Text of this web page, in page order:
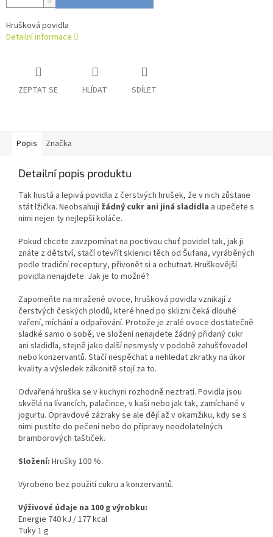
Hrušková povidla
Detailní informace
ZEPTAT SE HLÍDAT SDÍLET
Popis Značka
Detailní popis produktu
Tak hustá a lepivá povidla z čerstvých hrušek, že v nich zůstane
stát lžička. Neobsahujížádný cukr ani jiná sladidla a upečete s
nimi nejen ty nejlepší koláče.
Pokud chcete zavzpomínat na poctivou chuť povidel tak, jak ji
znáte z dětství, stačí otevřít sklenici těch od Šufana, vyráběných
podle tradiční receptury, přivonět si a ochutnat. Hruškovější
povidla nenajdete. Jak je to možné?
Zapomeňte na mražené ovoce, hrušková povidla vznikají z
čerstvých českých plodů, které hned po sklizni čeká dlouhé
vaření, míchání a odpařování. Protože je zralé ovoce dostatečně
sladké samo o sobě, ve složení nenajdete žádný přidaný cukr
ani sladidla, stejně jako další nesmysly v podobě zahušťovadel
nebo konzervantů. Stačí nespěchat a nehledat zkratky na úkor
kvality a výsledek zákonitě stojí za to.
Odvařená hruška se v kuchyni rozhodně neztratí. Povidla jsou
skvělá na lívancích, palačince, v kaši nebo jak tak, zamíchané v
jogurtu. Opravdové zázraky se ale dějí až v okamžiku, kdy se s
nimi pustíte do pečení nebo do přípravy neodolatelných
bramborových taštiček.
Složení: Hrušky 100 %.
Vyrobeno bez použití cukru a konzervantů.
Výživové údaje na 100 g výrobku:
Energie 740 kJ / 177 kcal
Tuky 1 g